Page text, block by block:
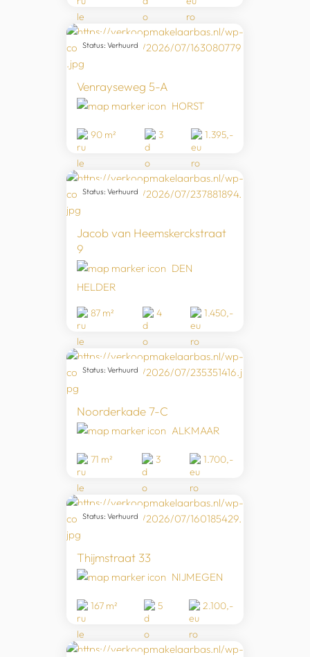
Venrayseweg 5-A
HORST
Status: Verhuurd
90 m² 3 1.395,-
Jacob van Heemskerckstraat
9
DEN
HELDER
Status: Verhuurd
87 m² 4 1.450,-
Noorderkade 7-C
ALKMAAR
Status: Verhuurd
71 m² 3 1.700,-
Thijmstraat 33
NIJMEGEN
Status: Verhuurd
167 m² 5 2.100,-